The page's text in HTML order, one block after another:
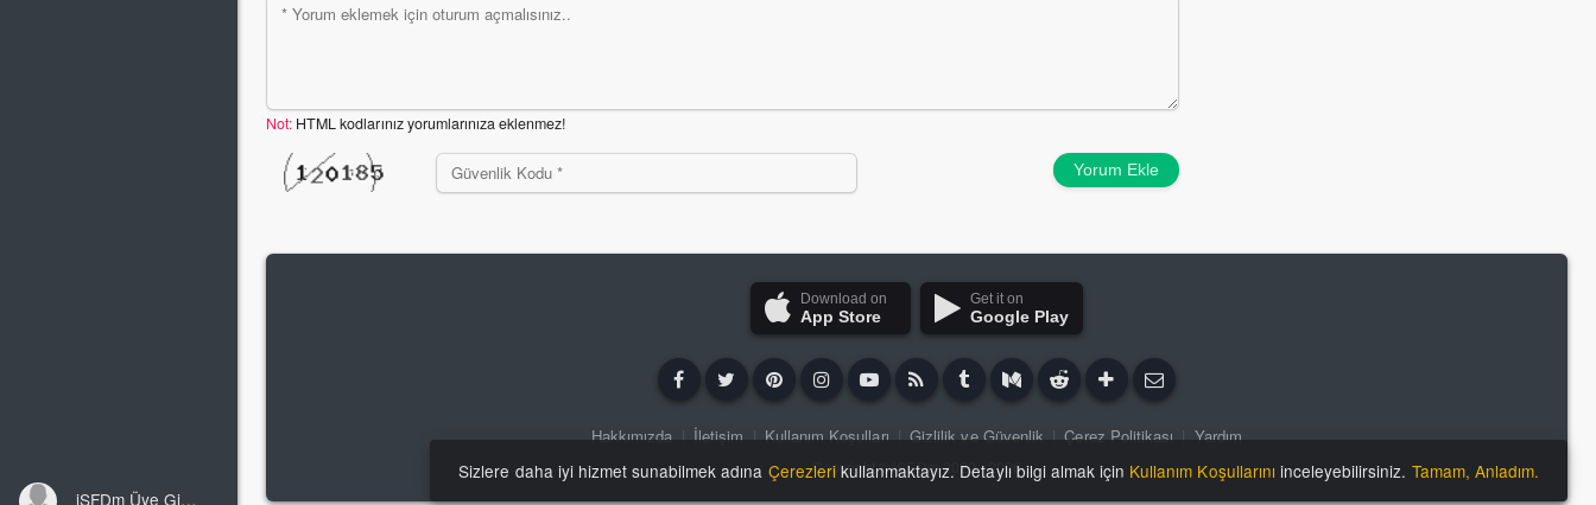
iSFDm Üye Girişi
Not: HTML kodlarınız yorumlarınıza eklenmez!
Yorum Ekle
Download on
App Store
Get it on
Google Play
Hakkımızda | İletişim | Kullanım Koşulları | Gizlilik ve Güvenlik | Çerez Politikası | Yardım
Copyright ©iSFDm2020 - 2026
Sizlere daha iyi hizmet sunabilmek adına Çerezlerikullanmaktayız. Detaylı bilgi almak için Kullanım Koşullarını inceleyebilirsiniz. Tamam, Anladım.